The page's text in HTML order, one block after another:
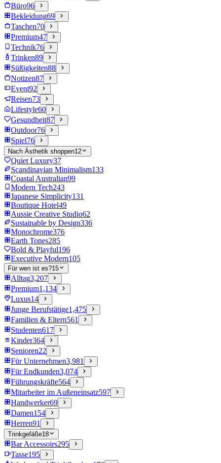
Büro96
Bekleidung69
Taschen70
Premium47
Technik76
Trinken89
Süßigkeiten88
Notizen87
Event92
Reisen73
Lifestyle60
Gesundheit87
Outdoor76
Spiel76
Nach Ästhetik shoppen12
Quiet Luxury37
Scandinavian Minimalism133
Coastal Australian99
Modern Tech243
Japanese Simplicity131
Boutique Hotel49
Aussie Creative Studio62
Sustainable by Design336
Monochrome376
Earth Tones285
Bold & Playful196
Executive Modern105
Für wen ist es?15
Alltag3,207
Premium1,134
Luxus14
Junge Berufstätige1,475
Familien & Eltern561
Studenten617
Kinder364
Senioren22
Für Unternehmen3,981
Für Endkunden3,074
Führungskräfte564
Mitarbeiter im Außeneinsatz597
Handwerker69
Damen154
Herren91
Trinkgefäße18
Bar Accessoirs295
Tasse195